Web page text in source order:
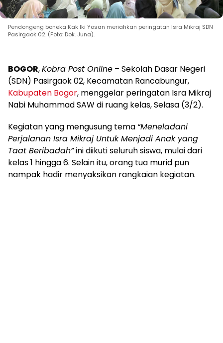
Pendongeng boneka Kak Iki Yosan meriahkan peringatan Isra Mikraj SDN
Pasirgaok 02. (Foto: Dok. Juna).
BOGOR,Kobra Post Online – Sekolah Dasar Negeri
(SDN) Pasirgaok 02, Kecamatan Rancabungur,
Kabupaten Bogor, menggelar peringatan Isra Mikraj
Nabi Muhammad SAW di ruang kelas, Selasa (3/2).
Kegiatan yang mengusung tema “Meneladani
Perjalanan Isra Mikraj Untuk Menjadi Anak yang
Taat Beribadah”ini diikuti seluruh siswa, mulai dari
kelas 1 hingga 6. Selain itu, orang tua murid pun
nampak hadir menyaksikan rangkaian kegiatan.